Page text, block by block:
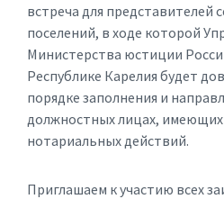
встреча для представителей
поселений, в ходе которой
Министерства юстиции
Республике Карелия будет
порядке заполнения и
должностных лицах,
нотариальных действий.
Приглашаем к участию всех